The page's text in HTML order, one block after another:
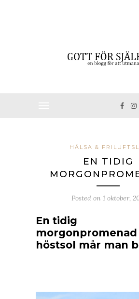
HÄLSA &
EN TIDIG
Posted on 1 oktober,
En tidig
höstsol mår man